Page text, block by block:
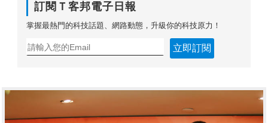
訂閱Ｔ客邦電子日報
掌握最熱門的科技話題、網路動態，升級你的科技原力！
立即訂閱